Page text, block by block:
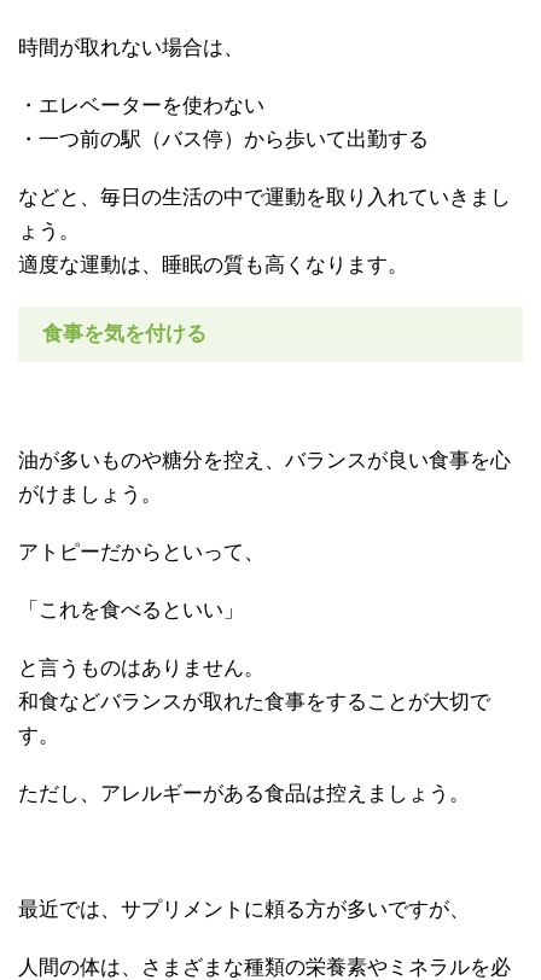
時間が取れない場合は、
・エレベーターを使わない
・一つ前の駅（バス停）から歩いて出勤する
などと、毎日の生活の中で運動を取り入れていきまし
ょう。
適度な運動は、睡眠の質も高くなります。
食事を気を付ける
油が多いものや糖分を控え、バランスが良い食事を心
がけましょう。
アトピーだからといって、
「これを食べるといい」
と言うものはありません。
和食などバランスが取れた食事をすることが大切で
す。
ただし、アレルギーがある食品は控えましょう。
最近では、サプリメントに頼る方が多いですが、
人間の体は、さまざまな種類の栄養素やミネラルを必